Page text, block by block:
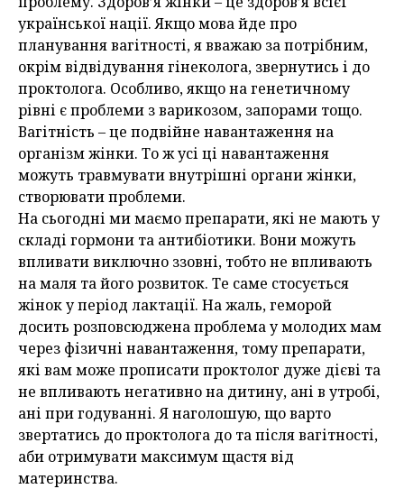
української нації. Якщо мова йде про
планування вагітності, я вважаю за потрібним,
окрім відвідування гінеколога, звернутись і до
проктолога. Особливо, якщо на генетичному
рівні є проблеми з варикозом, запорами тощо.
Вагітність – це подвійне навантаження на
організм жінки. То ж усі ці навантаження
можуть травмувати внутрішні органи жінки,
створювати проблеми.
На сьогодні ми маємо препарати, які не мають у
складі гормони та антибіотики. Вони можуть
впливати виключно ззовні, тобто не впливають
на маля та його розвиток. Те саме стосується
жінок у період лактації. На жаль, геморой
досить розповсюджена проблема у молодих мам
через фізичні навантаження, тому препарати,
які вам може прописати проктолог дуже дієві та
не впливають негативно на дитину, ані в утробі,
ані при годуванні. Я наголошую, що варто
звертатись до проктолога до та після вагітності,
аби отримувати максимум щастя від
материнства.